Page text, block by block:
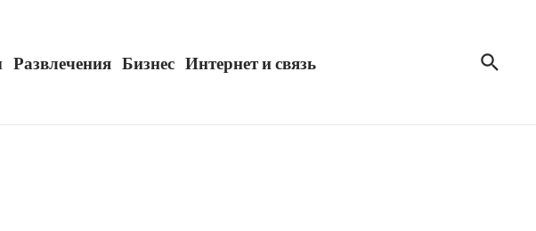
Развлечения Бизнес Интернет и связь